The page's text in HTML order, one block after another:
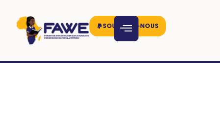
SOUTENEZ-NOUS